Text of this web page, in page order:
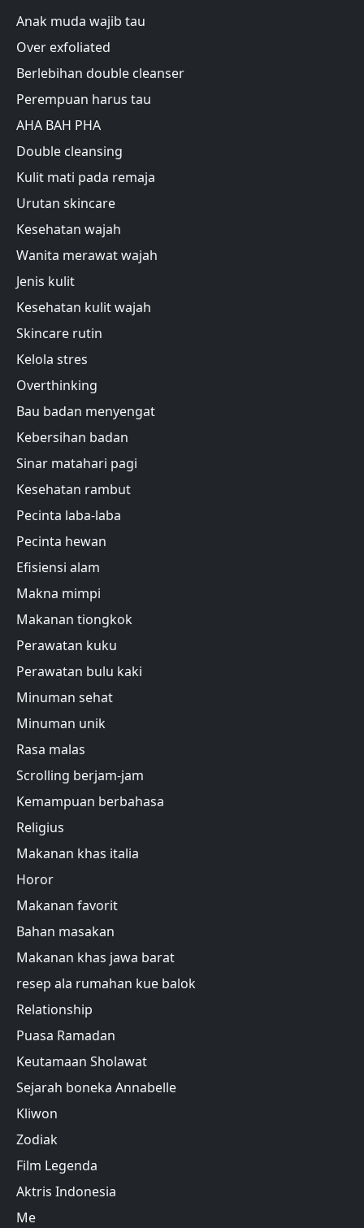
Anak muda wajib tau
Over exfoliated
Berlebihan double cleanser
Perempuan harus tau
AHA BAH PHA
Double cleansing
Kulit mati pada remaja
Urutan skincare
Kesehatan wajah
Wanita merawat wajah
Jenis kulit
Kesehatan kulit wajah
Skincare rutin
Kelola stres
Overthinking
Bau badan menyengat
Kebersihan badan
Sinar matahari pagi
Kesehatan rambut
Pecinta laba-laba
Pecinta hewan
Efisiensi alam
Makna mimpi
Makanan tiongkok
Perawatan kuku
Perawatan bulu kaki
Minuman sehat
Minuman unik
Rasa malas
Scrolling berjam-jam
Kemampuan berbahasa
Religius
Makanan khas italia
Horor
Makanan favorit
Bahan masakan
Makanan khas jawa barat
resep ala rumahan kue balok
Relationship
Puasa Ramadan
Keutamaan Sholawat
Sejarah boneka Annabelle
Kliwon
Zodiak
Film Legenda
Aktris Indonesia
Me